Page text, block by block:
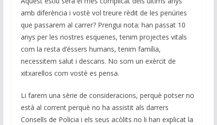
amb diferència i vostè vol treure rèdit de les penúries
que passarem al carrer? Prengui nota: han passat 10
anys per les nostres esquenes, tenim projectes vitals
com la resta d’éssers humans, tenim família,
necessitem salut i descans. No som un exèrcit de
xitxarel·los com vostè es pensa.
Li farem una sèrie de consideracions, perquè potser no
està al corrent perquè no ha assistit als darrers
Consells de Policia i els seus acòlits no li han explicat la